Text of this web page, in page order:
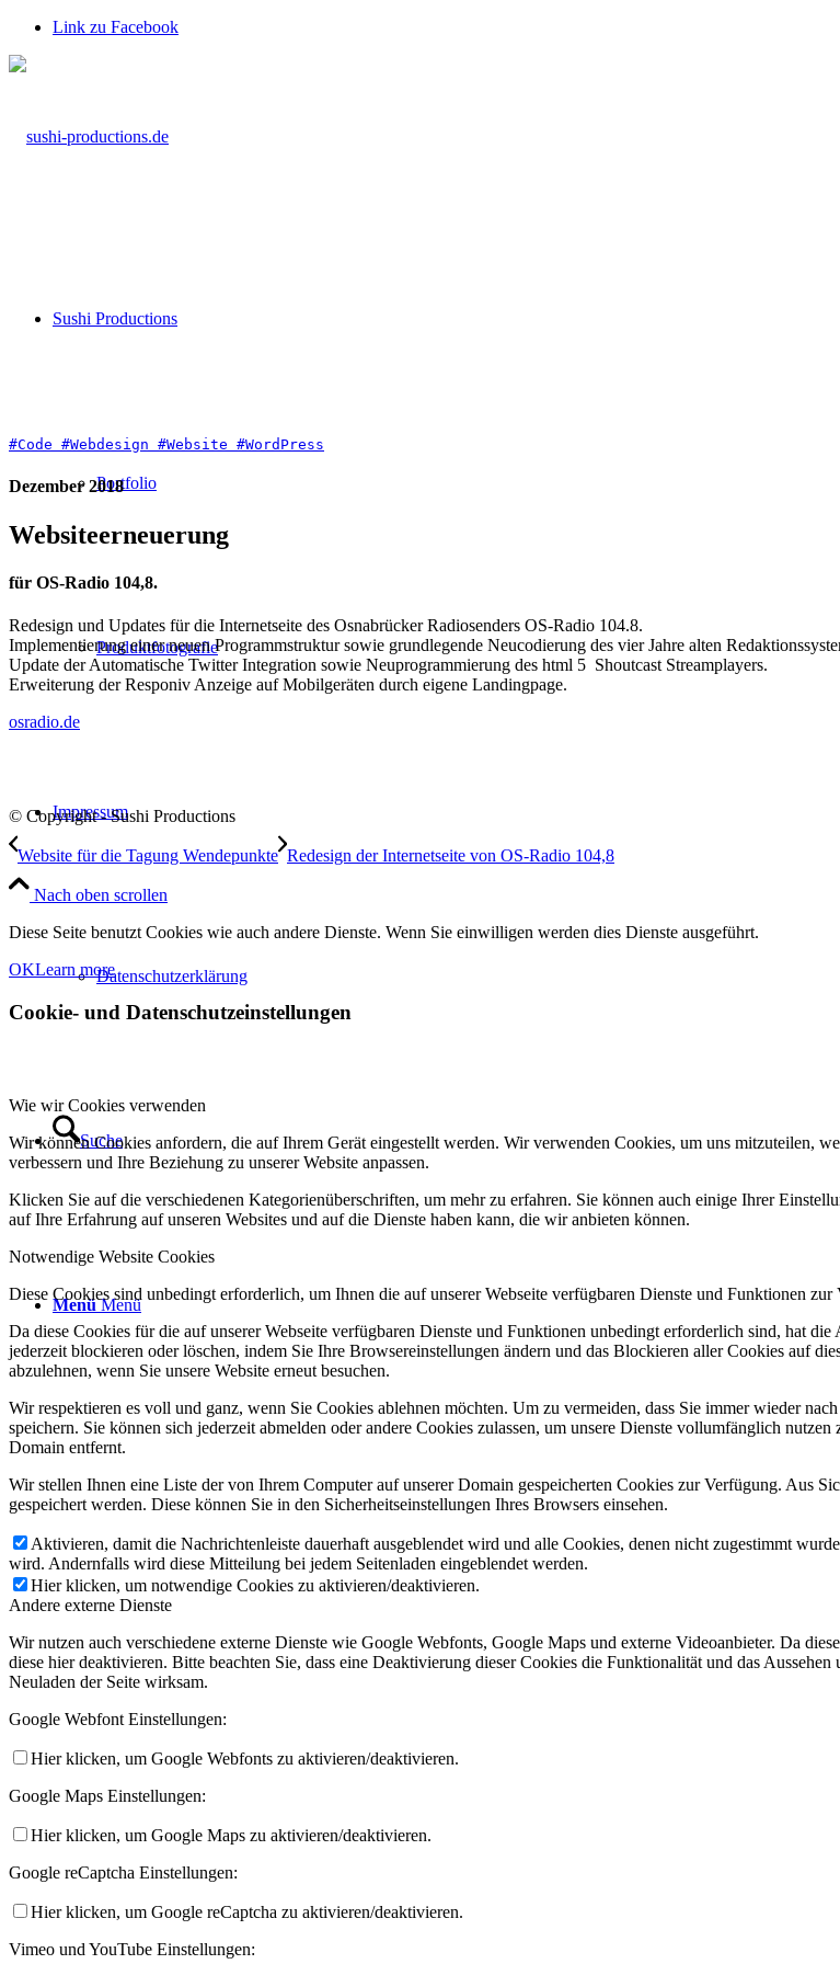
Link zu Facebook
Sushi Productions
Portfolio
Produktfotografie
Impressum
Datenschutzerklärung
Suche
Menü Menü
#Code #Webdesign #Website #WordPress
Dezember 2018
Websiteerneuerung
für OS-Radio 104,8.
Redesign und Updates für die Internetseite des Osnabrücker Radiosenders OS-Radio 104.8.
Implementierung einer neuen Programmstruktur sowie grundlegende Neucodierung des vier Jahre alten
Update der Automatische Twitter Integration sowie Neuprogrammierung des html 5 Shoutcast Streamplayers.
Erweiterung der Responiv Anzeige auf Mobilgeräten durch eigene Landingpage.
osradio.de
© Copyright - Sushi Productions
Website für die Tagung Wendepunkte Redesign der Internetseite von OS-Radio 104,8
Nach oben scrollen
Diese Seite benutzt Cookies wie auch andere Dienste. Wenn Sie einwilligen werden dies Dienste ausgeführt.
OKLearn more
Cookie- und Datenschutzeinstellungen
Wie wir Cookies verwenden
Wir können Cookies anfordern, die auf Ihrem Gerät eingestellt werden. Wir verwenden Cookies, um uns mitzuteilen,
verbessern und Ihre Beziehung zu unserer Website anpassen.
Klicken Sie auf die verschiedenen Kategorienüberschriften, um mehr zu erfahren. Sie können auch einige Ihrer
auf Ihre Erfahrung auf unseren Websites und auf die Dienste haben kann, die wir anbieten können.
Notwendige Website Cookies
Diese Cookies sind unbedingt erforderlich, um Ihnen die auf unserer Webseite verfügbaren Dienste und Funktionen zur
Da diese Cookies für die auf unserer Webseite verfügbaren Dienste und Funktionen unbedingt erforderlich sind, hat
jederzeit blockieren oder löschen, indem Sie Ihre Browsereinstellungen ändern und das Blockieren aller Cookies auf
abzulehnen, wenn Sie unsere Website erneut besuchen.
Wir respektieren es voll und ganz, wenn Sie Cookies ablehnen möchten. Um zu vermeiden, dass Sie immer wieder
speichern. Sie können sich jederzeit abmelden oder andere Cookies zulassen, um unsere Dienste vollumfänglich
Domain entfernt.
Wir stellen Ihnen eine Liste der von Ihrem Computer auf unserer Domain gespeicherten Cookies zur Verfügung. Aus
gespeichert werden. Diese können Sie in den Sicherheitseinstellungen Ihres Browsers einsehen.
Aktivieren, damit die Nachrichtenleiste dauerhaft ausgeblendet wird und alle Cookies, denen nicht zugestimmt
wird. Andernfalls wird diese Mitteilung bei jedem Seitenladen eingeblendet werden.
Hier klicken, um notwendige Cookies zu aktivieren/deaktivieren.
Andere externe Dienste
Wir nutzen auch verschiedene externe Dienste wie Google Webfonts, Google Maps und externe Videoanbieter. Da
diese hier deaktivieren. Bitte beachten Sie, dass eine Deaktivierung dieser Cookies die Funktionalität und das
Neuladen der Seite wirksam.
Google Webfont Einstellungen:
Hier klicken, um Google Webfonts zu aktivieren/deaktivieren.
Google Maps Einstellungen:
Hier klicken, um Google Maps zu aktivieren/deaktivieren.
Google reCaptcha Einstellungen:
Hier klicken, um Google reCaptcha zu aktivieren/deaktivieren.
Vimeo und YouTube Einstellungen: